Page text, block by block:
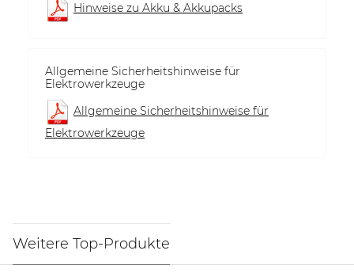
Hinweise zu Akku & Akkupacks
Allgemeine Sicherheitshinweise für
Elektrowerkzeuge
Allgemeine Sicherheitshinweise für
Elektrowerkzeuge
Weitere Top-Produkte